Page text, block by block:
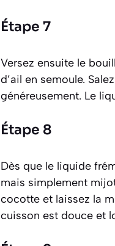
Étape 7
Versez ensuite le
d’ail en semoule.
généreusement. Le
Étape 8
Dès que le liquide
mais simplement
cocotte et laissez la
cuisson est douce et